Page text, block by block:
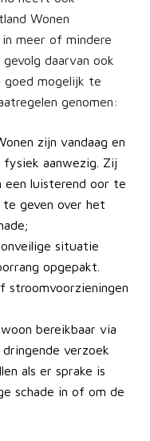
Wonen
meer of mindere
daarvan ook
goed mogelijk te
genomen:
zijn vandaag en
aanwezig. Zij
een luisterend oor te
geven over het
situatie
opgepakt.
stroomvoorzieningen
bereikbaar via
verzoek
als er sprake is
schade in of om de